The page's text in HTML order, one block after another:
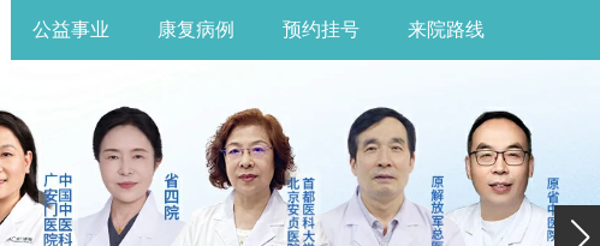
公益事业 康复病例 预约挂号 来院路线